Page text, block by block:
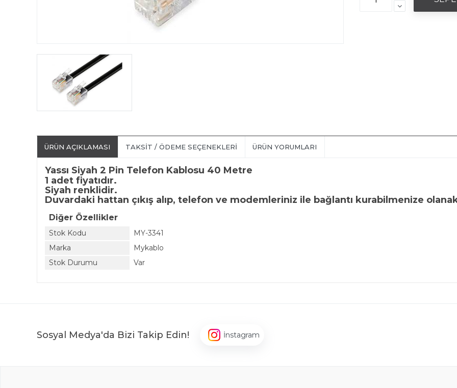
ÜRÜN AÇIKLAMASI TAKSIT / ÖDEME SEÇENEKLERI ÜRÜN YORUMLARI
Yassı Siyah 2 Pin Telefon Kablosu 40 Metre
1 adet fiyatıdır.
Siyah renklidir.
Duvardaki hattan çıkış alıp, telefon ve modemleriniz ile bağlantı kurabilmenize
Diğer Özellikler
Stok Kodu
MY-3341
Marka
Mykablo
Stok Durumu
Var
Sosyal Medya'da Bizi Takip Edin! İnstagram